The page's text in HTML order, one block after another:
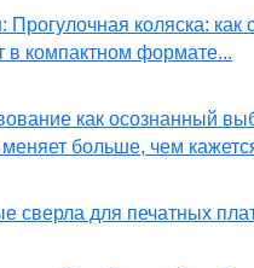
коляска: как
в компактном формате...
как осознанный
больше, чем
сверла для печатных